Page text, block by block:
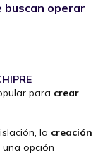
buscan operar
para crear
la creación
opción